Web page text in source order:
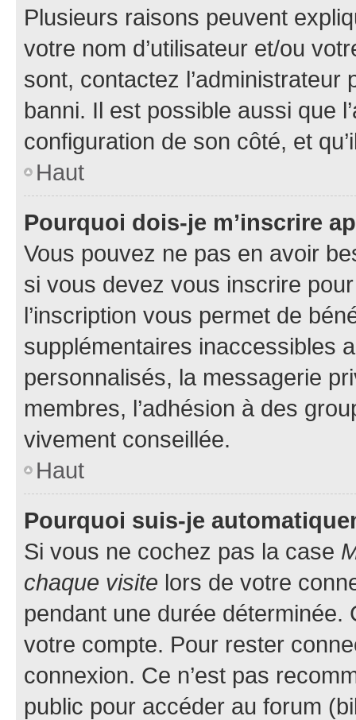
Plusieurs raisons peuvent
votre nom d’utilisateur et/ou
sont, contactez l’administrateur
banni. Il est possible aussi que
configuration de son côté, et
Haut
Pourquoi dois-je m’inscrire
Vous pouvez ne pas en avoir
si vous devez vous inscrire
l’inscription vous permet de
supplémentaires inaccessibles
personnalisés, la messagerie
membres, l’adhésion à des
vivement conseillée.
Haut
Pourquoi suis-je
Si vous ne cochez pas la case
chaque visite lors de votre
pendant une durée déterminée.
votre compte. Pour rester
connexion. Ce n’est pas
public pour accéder au forum